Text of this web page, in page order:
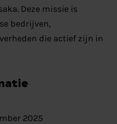
Deze missie is
bedrijven,
die actief zijn in
2025